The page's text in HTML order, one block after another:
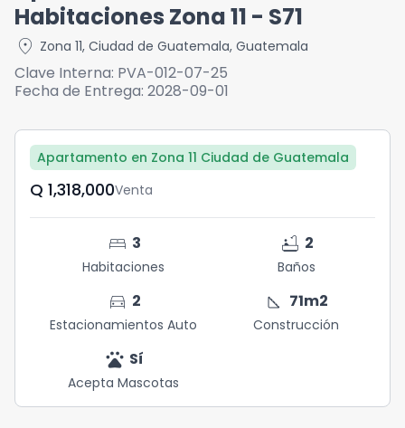
Habitaciones Zona 11 - S71
location_on Zona 11, Ciudad de Guatemala, Guatemala
Clave Interna: PVA-012-07-25
Fecha de Entrega: 2028-09-01
Apartamento en Zona 11 Ciudad de Guatemala
Q	1,318,000Venta
bed 3
Habitaciones
bathtub 2
Baños
directions_car 2
Estacionamientos Auto
square_foot 71m2
Construcción
pets Sí
Acepta Mascotas